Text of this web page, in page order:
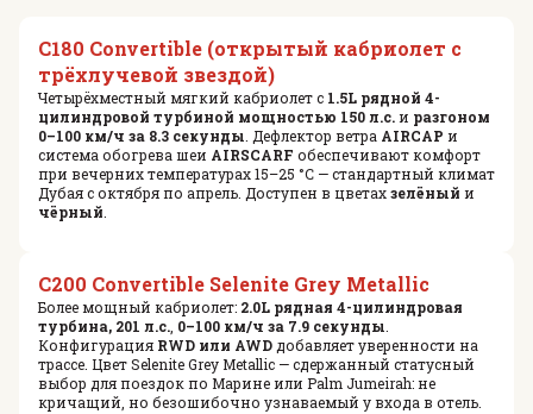
C180 Convertible (открытый кабриолет с
трёхлучевой звездой)
Четырёхместный мягкий кабриолет с 1.5L рядной 4-
цилиндровой турбиной мощностью 150 л.с.и разгоном
0–100 км/ч за 8.3 секунды . Дефлектор ветра AIRCAP и
система обогрева шеи AIRSCARF обеспечивают комфорт
при вечерних температурах 15–25 °C — стандартный климат
Дубая с октября по апрель. Доступен в цветахзелёный и
чёрный
C200 Convertible Selenite Grey Metallic
Более мощный кабриолет: 2.0L рядная 4-цилиндровая
турбина, 201 л.с. 0–100 км/ч за 7.9 секунды
Конфигурация RWD или AWD добавляет уверенности на
трассе. Цвет Selenite Grey Metallic — сдержанный статусный
выбор для поездок по Марине или Palm Jumeirah: не
кричащий, но безошибочно узнаваемый у входа в отель.